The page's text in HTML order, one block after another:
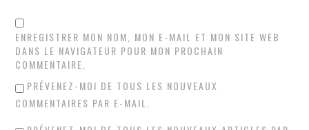
ENREGISTRER MON NOM, MON E-MAIL ET MON SITE WEB
DANS LE NAVIGATEUR POUR MON PROCHAIN
COMMENTAIRE.
PRÉVENEZ-MOI DE TOUS LES NOUVEAUX
COMMENTAIRES PAR E-MAIL.